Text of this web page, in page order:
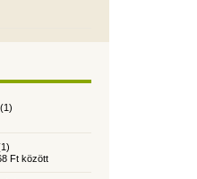
(1)
Ft között